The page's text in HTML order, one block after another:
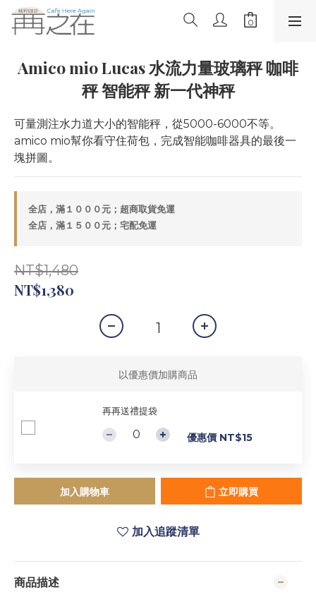
Amico mio Lucas 水流力量玻璃秤 咖啡
秤 智能秤 新一代神秤
可量測注水力道大小的智能秤，從5000-6000不等。
amico mio幫你看守住荷包，完成智能咖啡器具的最後一
塊拼圖。
全店，滿１０００元；超商取貨免運
全店，滿１５００元；宅配免運
NT$1,480
NT$1,380
以優惠價加購商品
再再送禮提袋
優惠價 NT$15
加入購物車 立即購買
加入追蹤清單
商品描述